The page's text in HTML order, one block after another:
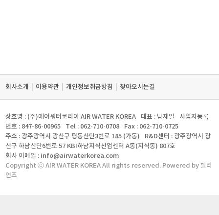
회사소개 이용약관 개인정보취급방침 찾아오시는길
상호명 : (주)에어워터코리아 AIR WATER KOREA 대표 : 남재일
사업자등록
번호 : 847-86-00965
Tel : 062-710-0708
Fax : 062-710-0725
주소 : 광주광역시 광산구 평동산단3번로 185 (가동)
R&D센터 : 광주광역시 광
산구 하남산단6번로 57 KBI하남지식산업센터 A동(지식동) 807호
회사 이메일 : info@airwaterkorea.com
Copyright ⓒ AIR WATER KOREA All rights reserved. Powered by 빌리
언즈